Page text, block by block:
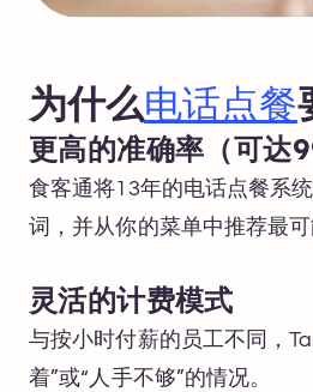
为什么电话点餐
更高的准确率（可达
食客通将13年的电话点餐系
词，并从你的菜单中推荐最
灵活的计费模式
与按小时付薪的员工不同，
着”或“人手不够”的情况。